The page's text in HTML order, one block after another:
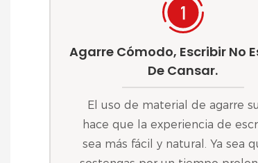
Agarre Cómodo, Escribir No
De Cansar.
El uso de material de agarre
hace que la experiencia de
sea más fácil y natural. Ya sea